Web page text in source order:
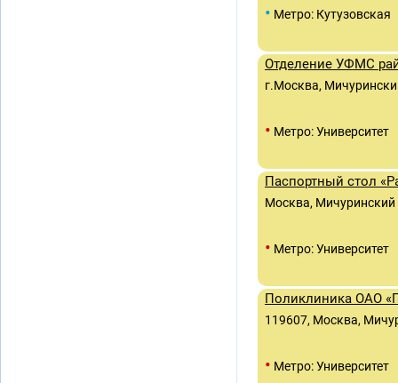
• Метро: Кутузовская
Отделение УФМС
г.Москва,
• Метро: Университет
Паспортный стол
Москва, Мичуринский
• Метро: Университет
Поликлиника ОАО
119607, Москва,
• Метро: Университет